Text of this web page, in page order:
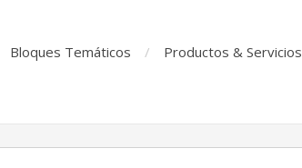
Bloques Temáticos Productos & Servicios